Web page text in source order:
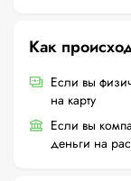
Как
Если вы
на карту
Если вы
деньги на